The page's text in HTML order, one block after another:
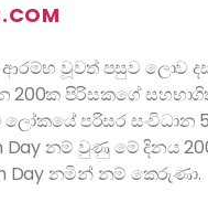
වූවත් පසුව ලොව
200ක පිරිසකගේ
ලෝකයේ පරිසර
Day නම් වුණු මේ දිනය
Day නමින් නම් කෙරුණා.